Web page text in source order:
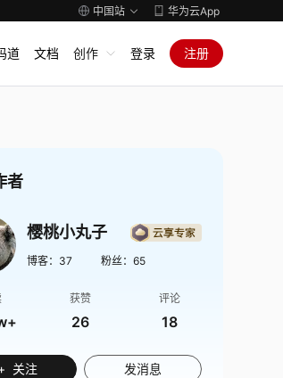
中国站 华为云App
道 文档 创作 登录 注册
者
樱桃小丸子
博客： 37 粉丝： 65
获赞
26
评论
18
关注 发消息